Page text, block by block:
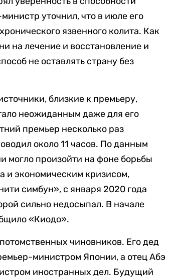
уточнил, что в июле его
язвенного колита. Как
на лечение и восстановление и
не оставлять страну без
близкие к премьеру,
неожиданным даже для его
премьер несколько раз
около 11 часов. По данным
могло произойти на фоне борьбы
и экономическим кризисом,
симбун», с января 2020 года
сильно недосыпал. В начале
«Киодо».
чиновников. Его дед
министром Японии, а отец Абэ
иностранных дел. Будущий